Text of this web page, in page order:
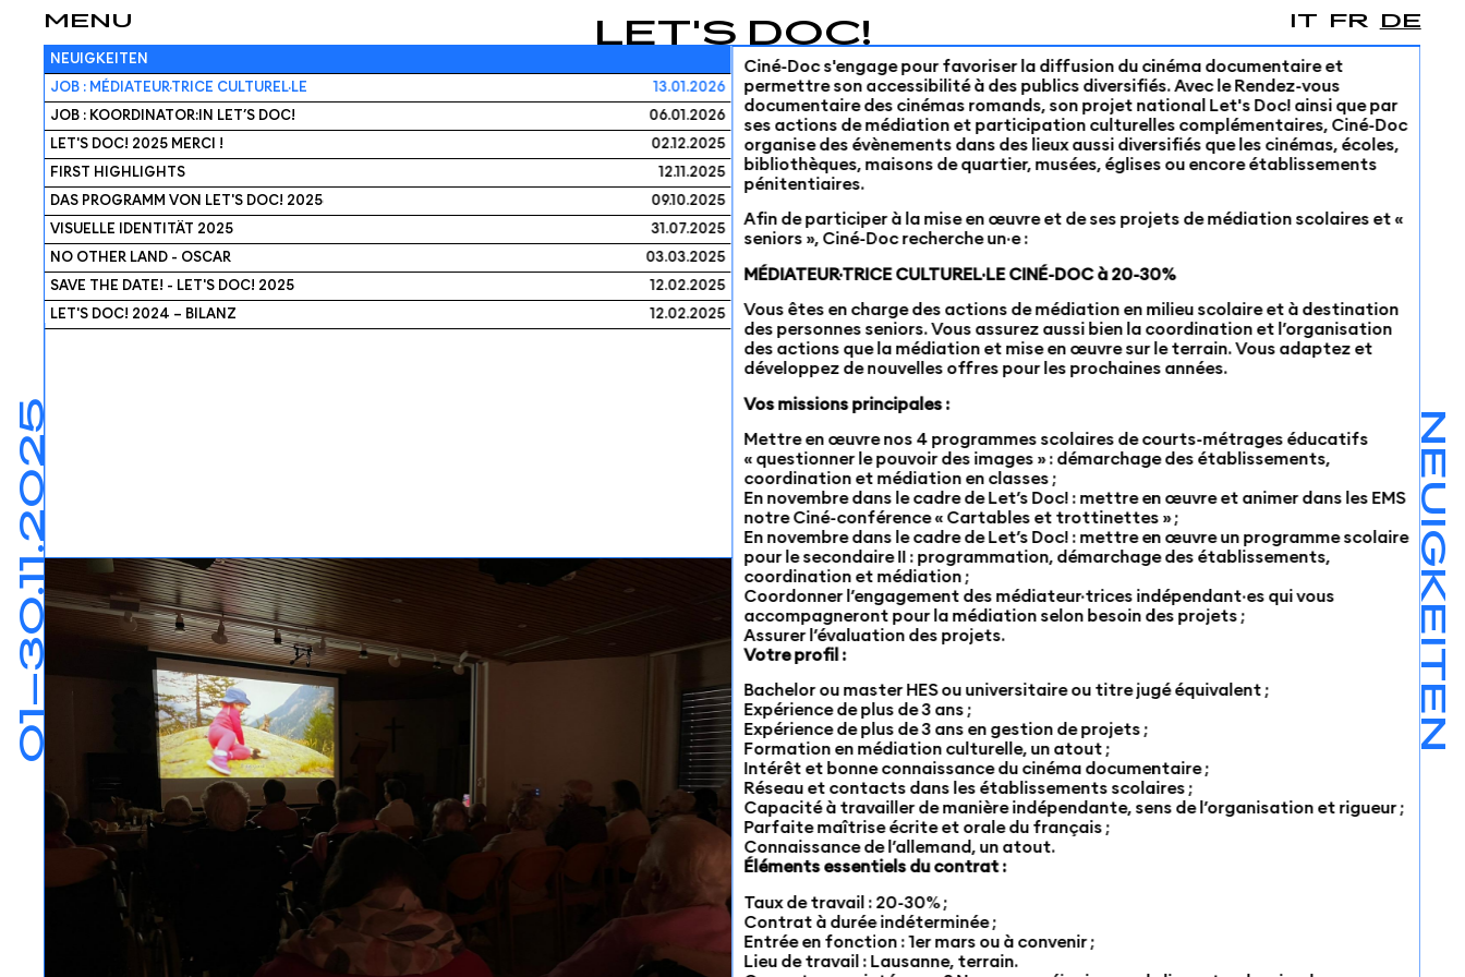
01—30.11.2025 NEUIGKEITEN
DE
FR
IT
MENU LET'S DOC!
NEUIGKEITEN
JOB : MÉDIATEUR·TRICE CULTUREL·LE
13.01.2026
JOB : KOORDINATOR:IN LET’S DOC!
06.01.2026
LET'S DOC! 2025 MERCI !
02.12.2025
FIRST HIGHLIGHTS
12.11.2025
DAS PROGRAMM VON LET'S DOC! 2025
09.10.2025
VISUELLE IDENTITÄT 2025
31.07.2025
NO OTHER LAND - OSCAR
03.03.2025
SAVE THE DATE! - LET'S DOC! 2025
12.02.2025
LET'S DOC! 2024 – BILANZ
12.02.2025
Ciné-Doc s'engage pour favoriser la diffusion du cinéma documentaire et
permettre son accessibilité à des publics diversifiés. Avec le Rendez-vous
documentaire des cinémas romands, son projet national Let's Doc! ainsi que par
ses actions de médiation et participation culturelles complémentaires, Ciné-Doc
organise des évènements dans des lieux aussi diversifiés que les cinémas, écoles,
bibliothèques, maisons de quartier, musées, églises ou encore établissements
pénitentiaires.
Afin de participer à la mise en œuvre et de ses projets de médiation scolaires et «
seniors », Ciné-Doc recherche un·e :
MÉDIATEUR·TRICE CULTUREL·LE CINÉ-DOC à 20-30%
Vous êtes en charge des actions de médiation en milieu scolaire et à destination
des personnes seniors. Vous assurez aussi bien la coordination et l’organisation
des actions que la médiation et mise en œuvre sur le terrain. Vous adaptez et
développez de nouvelles offres pour les prochaines années.
Vos missions principales :
Mettre en œuvre nos 4 programmes scolaires de courts-métrages éducatifs
« questionner le pouvoir des images » : démarchage des établissements,
coordination et médiation en classes ;
En novembre dans le cadre de Let’s Doc! : mettre en œuvre et animer dans les EMS
notre Ciné-conférence « Cartables et trottinettes » ;
En novembre dans le cadre de Let’s Doc! : mettre en œuvre un programme scolaire
pour le secondaire II : programmation, démarchage des établissements,
coordination et médiation ;
Coordonner l’engagement des médiateur·trices indépendant·es qui vous
accompagneront pour la médiation selon besoin des projets ;
Assurer l’évaluation des projets.
Votre profil :
Bachelor ou master HES ou universitaire ou titre jugé équivalent ;
Expérience de plus de 3 ans ;
Expérience de plus de 3 ans en gestion de projets ;
Formation en médiation culturelle, un atout ;
Intérêt et bonne connaissance du cinéma documentaire ;
Réseau et contacts dans les établissements scolaires ;
Capacité à travailler de manière indépendante, sens de l’organisation et rigueur ;
Parfaite maîtrise écrite et orale du français ;
Connaissance de l’allemand, un atout.
Éléments essentiels du contrat :
Taux de travail : 20-30% ;
Contrat à durée indéterminée ;
Entrée en fonction : 1er mars ou à convenir ;
Lieu de travail : Lausanne, terrain.